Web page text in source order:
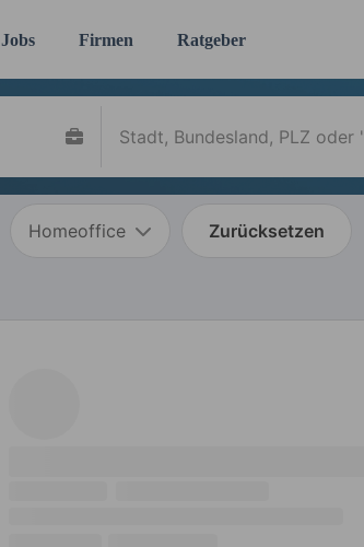
Jobs Firmen Ratgeber
Homeoffice Zurücksetzen